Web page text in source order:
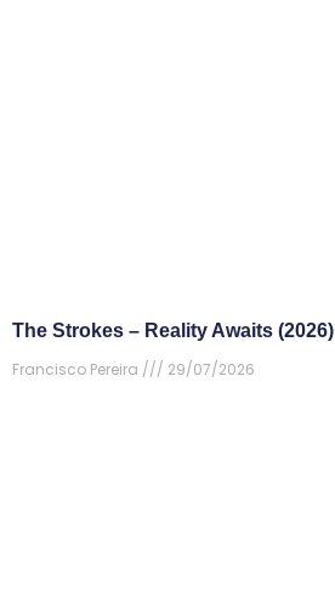
The Strokes – Reality Awaits (2026)
Francisco Pereira
29/07/2026